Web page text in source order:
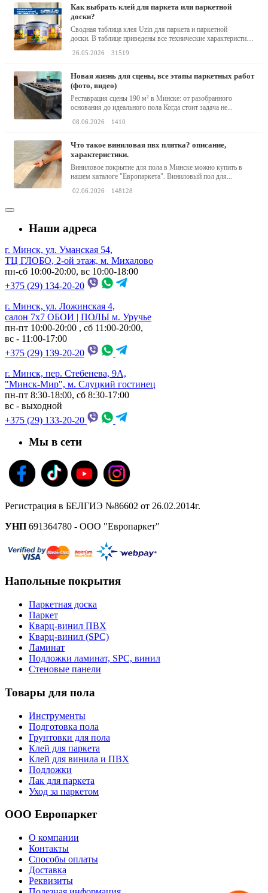
как выбрать клей для паркета или паркетной
доски?
Сводная таблица клея Uzin для паркета и паркетной
доски. В таблице приведены все технические характеристики
26.05.2026 31519
новая жизнь для сцены, все этапы паркетных работ
(фото, видео)
Реставрация сцены 190 м² в Минске: от разобранного
основания до идеального пола Когда стоит задача не...
08.06.2026 1410
что такое виниловая пвх плитка? описание,
характеристики.
Виниловое покрытие для пола в Минске можно купить в
нашем каталоге "Европаркета". Виниловый пол для...
02.06.2026 148128
Наши адреса
г. Минск, ул. Уманская 54,
ТЦ ГЛОБО, 2-ой этаж, м. Михалово
пн-сб 10:00-20:00, вс 10:00-18:00
+375 (29) 134-20-20
г. Минск, ул. Ложинская 4,
салон 7х7 ОБОИ | ПОЛЫ м. Уручье
пн-пт 10:00-20:00 , сб 11:00-20:00,
вс - 11:00-17:00
+375 (29) 139-20-20
г. Минск, пер. Стебенева, 9А,
"Минск-Мир", м. Слуцкий гостинец
пн-пт 8:30-18:00, сб 8:30-17:00
вс - выходной
+375 (29) 133-20-20
Мы в сети
Регистрация в БЕЛГИЭ №86602 от 26.02.2014г.
УНП 691364780 - ООО "Европаркет"
Напольные покрытия
Паркетная доска
Паркет
Кварц-винил ПВХ
Кварц-винил (SPC)
Ламинат
Подложки ламинат, SPC, винил
Стеновые панели
Товары для пола
Инструменты
Подготовка пола
Грунтовки для пола
Клей для паркета
Клей для винила и ПВХ
Подложки
Лак для паркета
Уход за паркетом
ООО Европаркет
О компании
Контакты
Способы оплаты
Доставка
Реквизиты